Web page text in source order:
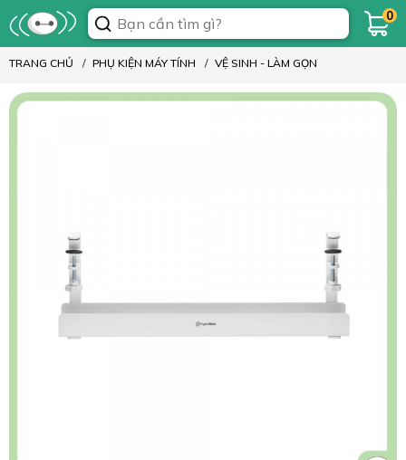
0
TRANG CHỦ PHỤ KIỆN MÁY TÍNH VỆ SINH - LÀM GỌN